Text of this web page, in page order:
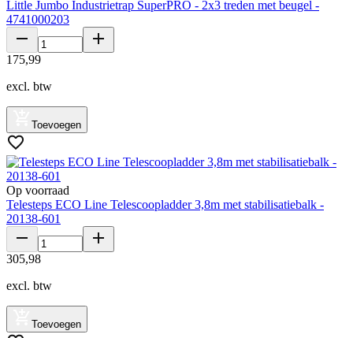
Little Jumbo Industrietrap SuperPRO - 2x3 treden met beugel -
4741000203
175,99
excl. btw
Toevoegen
Op voorraad
Telesteps ECO Line Telescoopladder 3,8m met stabilisatiebalk -
20138-601
305,98
excl. btw
Toevoegen